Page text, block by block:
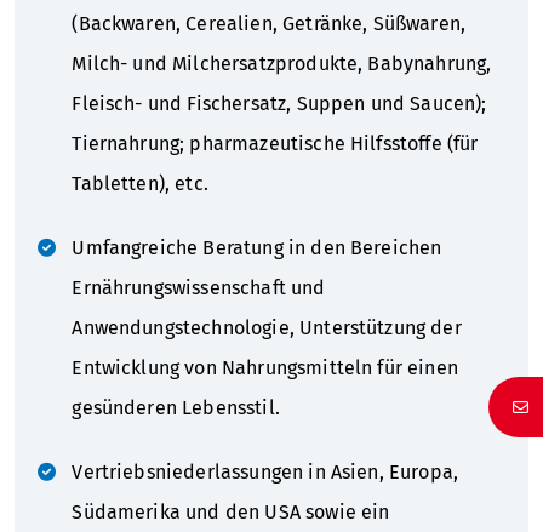
(Backwaren, Cerealien, Getränke, Süßwaren,
Milch- und Milchersatzprodukte, Babynahrung,
Fleisch- und Fischersatz, Suppen und Saucen);
Tiernahrung; pharmazeutische Hilfsstoffe (für
Tabletten), etc.
Umfangreiche Beratung in den Bereichen
Ernährungswissenschaft und
Anwendungstechnologie, Unterstützung der
Entwicklung von Nahrungsmitteln für einen
gesünderen Lebensstil.
Vertriebsniederlassungen in Asien, Europa,
Südamerika und den USA sowie ein